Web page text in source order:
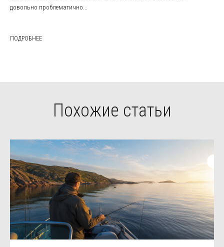
довольно проблематично...
ПОДРОБНЕЕ
Похожие статьи